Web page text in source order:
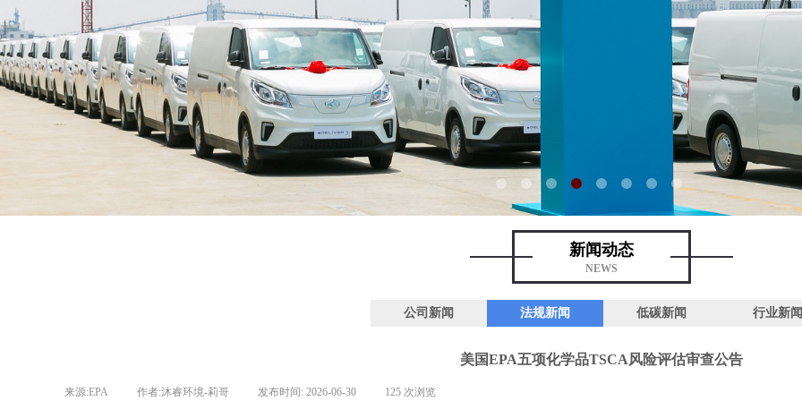
新闻动态
NEWS
公司新闻 法规新闻 低碳新闻 行业新闻
美国EPA五项化学品TSCA风险评估审查公告
来源:EPA 作者:沐睿环境-莉哥 发布时间: 2026-06-30 125 次浏览